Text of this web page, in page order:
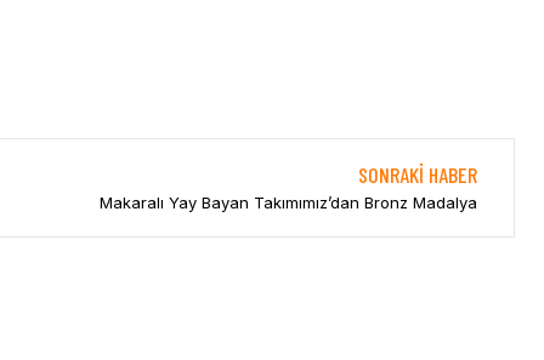
SONRAKI HABER
Makaralı Yay Bayan Takımımız’dan Bronz Madalya